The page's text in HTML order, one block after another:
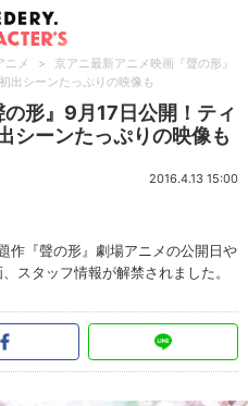
ニメ >
京アニ最新アニメ映画『聲の形』
出シーンたっぷりの映像も
形』9月17日公開！ティ
シーンたっぷりの映像も
2016.4.13 15:00
作『聲の形』劇場アニメの公開日や
スタッフ情報が解禁されました。